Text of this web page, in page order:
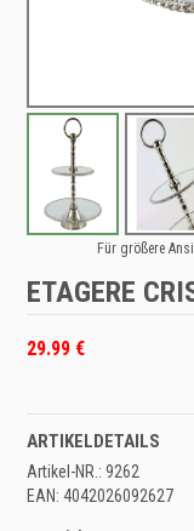
Für größere
ETAGERE
29.99 €
ARTIKELDETAILS
Artikel-NR.: 9262
EAN: 4042026092627